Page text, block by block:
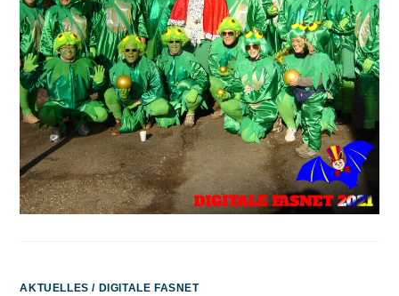
AKTUELLES / DIGITALE FASNET